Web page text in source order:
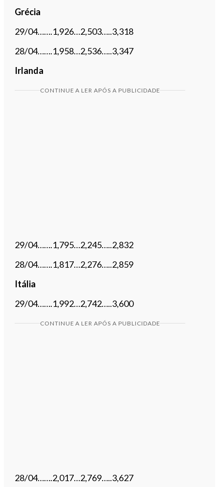
Grécia
29/04…….1,926…2,503…..3,318
28/04…….1,958…2,536…..3,347
Irlanda
CONTINUE A LER APÓS A PUBLICIDADE
29/04…….1,795…2,245…..2,832
28/04…….1,817…2,276…..2,859
Itália
29/04…….1,992…2,742…..3,600
CONTINUE A LER APÓS A PUBLICIDADE
28/04…….2,017…2,769…..3,627